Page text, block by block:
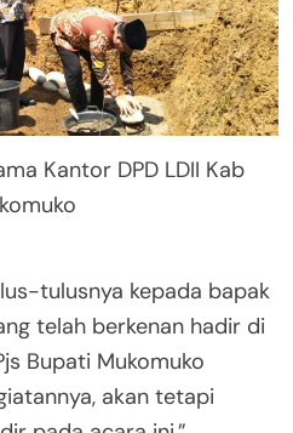
Kantor DPD LDII Kab
tulusnya kepada bapak
telah berkenan hadir di
Bupati Mukomuko
akan tetapi